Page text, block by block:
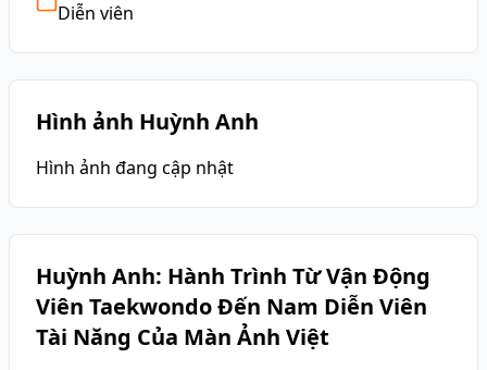
Diễn viên
Hình ảnh Huỳnh Anh
Hình ảnh đang cập nhật
Huỳnh Anh: Hành Trình Từ Vận Động
Viên Taekwondo Đến Nam Diễn Viên
Tài Năng Của Màn Ảnh Việt